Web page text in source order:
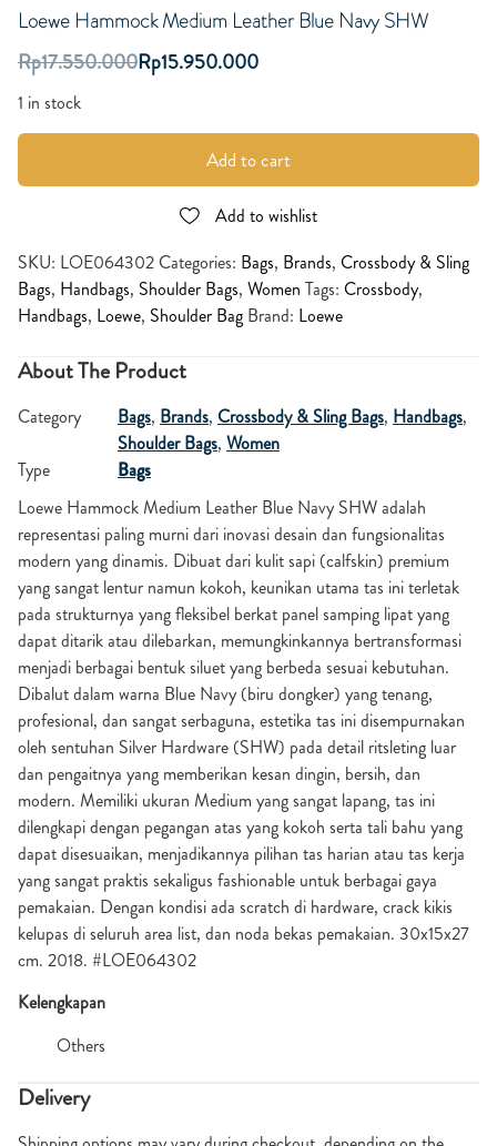
Loewe Hammock Medium Leather Blue Navy SHW
Rp17.550.000Rp15.950.000
1 in stock
Add to cart
Add to wishlist
SKU: LOE064302 Categories: Bags, Brands, Crossbody & Sling
Bags, Handbags, Shoulder Bags, Women Tags: Crossbody,
Handbags, Loewe, Shoulder Bag Brand: Loewe
About The Product
Category Bags, Brands, Crossbody & Sling Bags, Handbags,
Shoulder Bags, Women
Type
Bags
Loewe Hammock Medium Leather Blue Navy SHW adalah
representasi paling murni dari inovasi desain dan fungsionalitas
modern yang dinamis. Dibuat dari kulit sapi (calfskin) premium
yang sangat lentur namun kokoh, keunikan utama tas ini terletak
pada strukturnya yang fleksibel berkat panel samping lipat yang
dapat ditarik atau dilebarkan, memungkinkannya bertransformasi
menjadi berbagai bentuk siluet yang berbeda sesuai kebutuhan.
Dibalut dalam warna Blue Navy (biru dongker) yang tenang,
profesional, dan sangat serbaguna, estetika tas ini disempurnakan
oleh sentuhan Silver Hardware (SHW) pada detail ritsleting luar
dan pengaitnya yang memberikan kesan dingin, bersih, dan
modern. Memiliki ukuran Medium yang sangat lapang, tas ini
dilengkapi dengan pegangan atas yang kokoh serta tali bahu yang
dapat disesuaikan, menjadikannya pilihan tas harian atau tas kerja
yang sangat praktis sekaligus fashionable untuk berbagai gaya
pemakaian. Dengan kondisi ada scratch di hardware, crack kikis
kelupas di seluruh area list, dan noda bekas pemakaian. 30x15x27
cm. 2018. #LOE064302
Kelengkapan
Others
Delivery